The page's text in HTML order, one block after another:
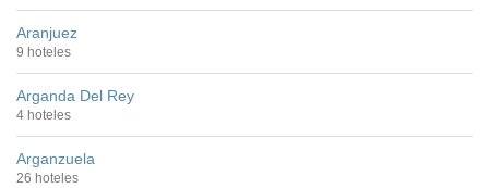
Aranjuez
9 hoteles
Arganda Del Rey
4 hoteles
Arganzuela
26 hoteles